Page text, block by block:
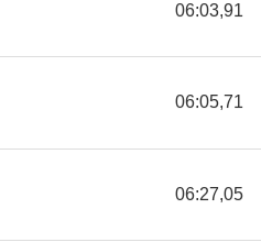
06:03,91
06:05,71
06:27,05